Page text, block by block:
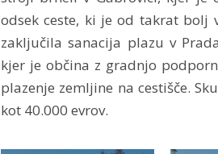
odsek ceste, ki je od takrat bolj
zaključila sanacija plazu v
kjer je občina z gradnjo
plazenje zemljine na cestišče.
kot 40.000 evrov.